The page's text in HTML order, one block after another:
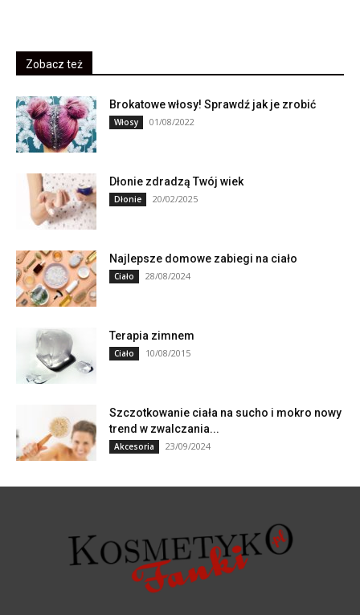
Zobacz też
Brokatowe włosy! Sprawdź jak je zrobić
Włosy 01/08/2022
Dłonie zdradzą Twój wiek
Dłonie 20/02/2025
Najlepsze domowe zabiegi na ciało
Ciało 28/08/2024
Terapia zimnem
Ciało 10/08/2015
Szczotkowanie ciała na sucho i mokro nowy
trend w zwalczania...
Akcesoria 23/09/2024